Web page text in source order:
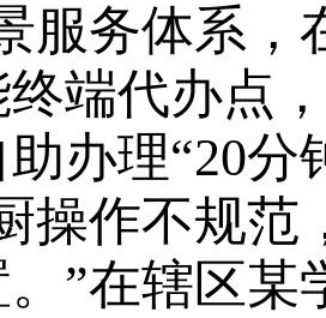
服务体系
端代办点
办理“20分
作不规范
”在辖区某